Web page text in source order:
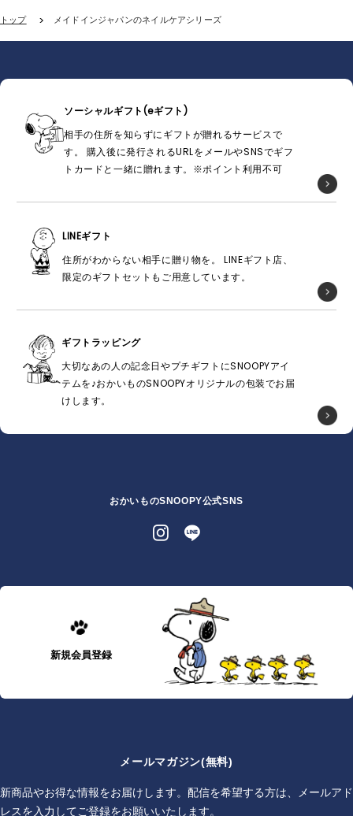
トップ メイドインジャパンのネイルケアシリーズ
ソーシャルギフト(eギフト)
相手の住所を知らずにギフトが贈れるサービスで
す。 購入後に発行されるURLをメールやSNSでギフ
トカードと一緒に贈れます。※ポイント利用不可
LINEギフト
住所がわからない相手に贈り物を。 LINEギフト店、
限定のギフトセットもご用意しています。
ギフトラッピング
大切なあの人の記念日やプチギフトにSNOOPYアイ
テムを♪おかいものSNOOPYオリジナルの包装でお届
けします。
おかいものSNOOPY公式SNS
新規会員登録
メールマガジン(無料)
新商品やお得な情報をお届けします。配信を希望する方は、メールアド